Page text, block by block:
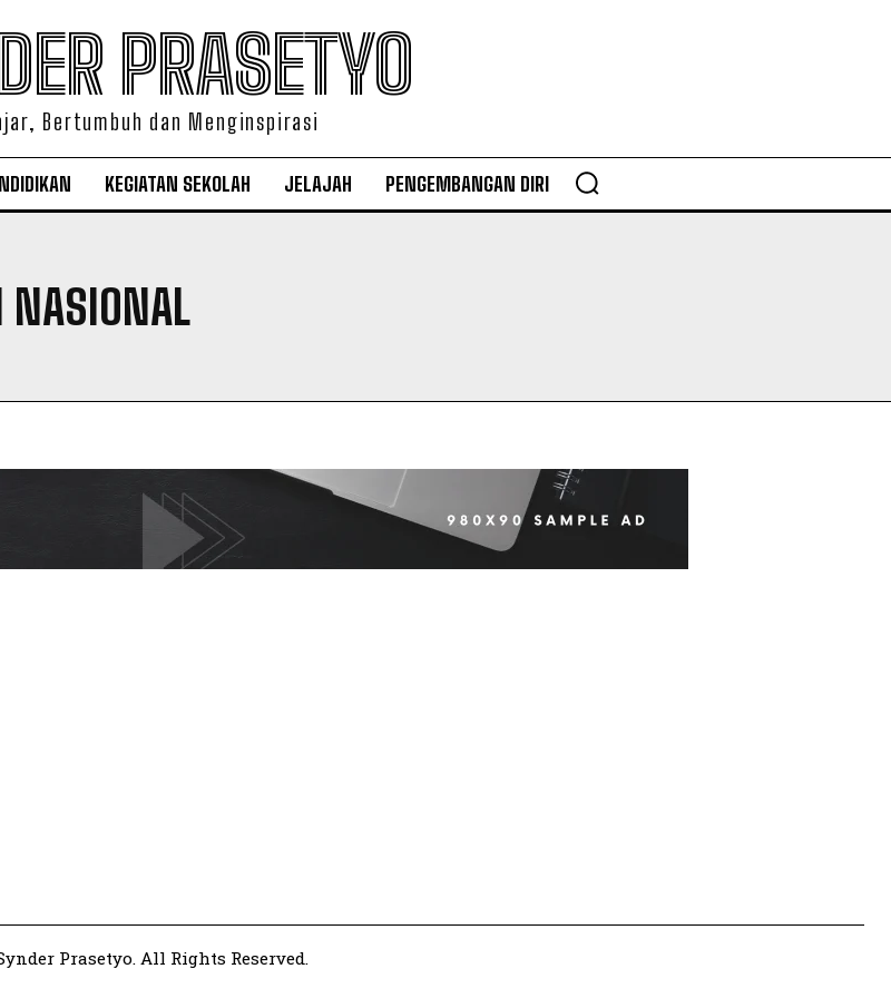
PRASETYO
Bertumbuh dan Menginspirasi
KEGIATAN SEKOLAH JELAJAH PENGEMBANGAN DIRI
NASIONAL
Prasetyo. All Rights Reserved.